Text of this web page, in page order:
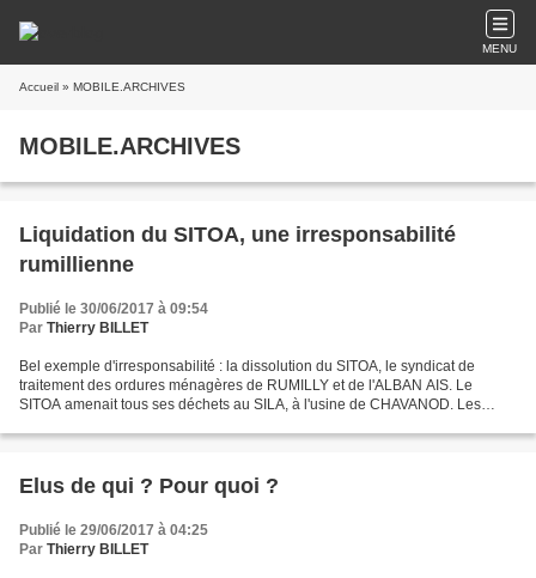
MENU
Accueil » MOBILE.ARCHIVES
MOBILE.ARCHIVES
Liquidation du SITOA, une irresponsabilité
rumillienne
Publié le 30/06/2017 à 09:54
Par Thierry BILLET
Bel exemple d'irresponsabilité : la dissolution du SITOA, le syndicat de
traitement des ordures ménagères de RUMILLY et de l'ALBAN AIS. Le
SITOA amenait tous ses déchets au SILA, à l'usine de CHAVANOD. Les
Elus de qui ? Pour quoi ?
Publié le 29/06/2017 à 04:25
Par Thierry BILLET